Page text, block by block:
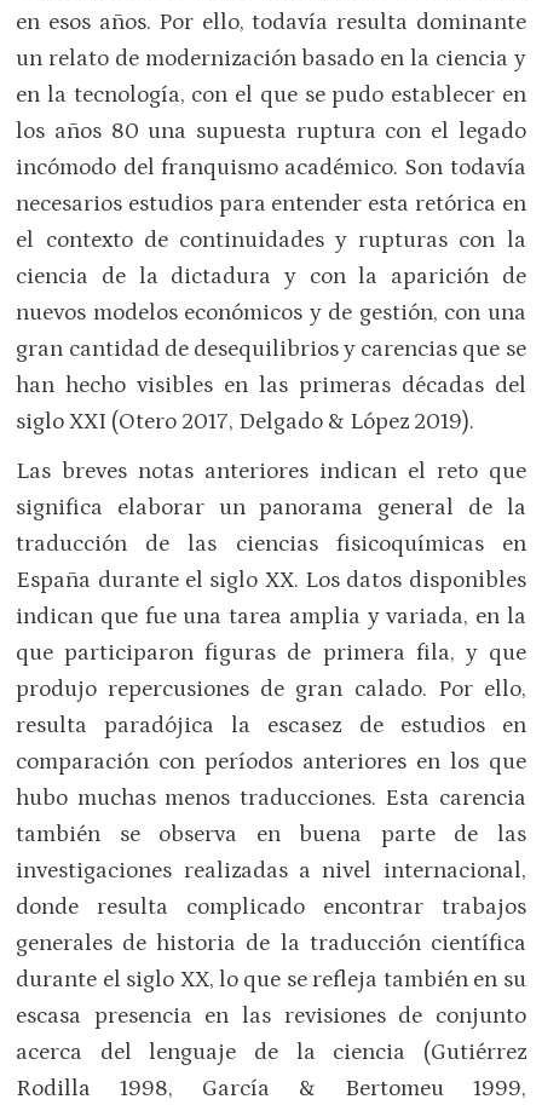
en esos años. Por ello, todavía resulta dominante
un relato de modernización basado en la ciencia y
en la tecnología, con el que se pudo establecer en
los años 80 una supuesta ruptura con el legado
incómodo del franquismo académico. Son todavía
necesarios estudios para entender esta retórica en
el contexto de continuidades y rupturas con la
ciencia de la dictadura y con la aparición de
nuevos modelos económicos y de gestión, con una
gran cantidad de desequilibrios y carencias que se
han hecho visibles en las primeras décadas del
siglo XXI (Otero 2017, Delgado & López 2019).
Las breves notas anteriores indican el reto que
significa elaborar un panorama general de la
traducción de las ciencias fisicoquímicas en
España durante el siglo XX. Los datos disponibles
indican que fue una tarea amplia y variada, en la
que participaron figuras de primera fila, y que
produjo repercusiones de gran calado. Por ello,
resulta paradójica la escasez de estudios en
comparación con períodos anteriores en los que
hubo muchas menos traducciones. Esta carencia
también se observa en buena parte de las
investigaciones realizadas a nivel internacional,
donde resulta complicado encontrar trabajos
generales de historia de la traducción científica
durante el siglo XX, lo que se refleja también en su
escasa presencia en las revisiones de conjunto
acerca del lenguaje de la ciencia (Gutiérrez
Rodilla 1998, García & Bertomeu 1999,